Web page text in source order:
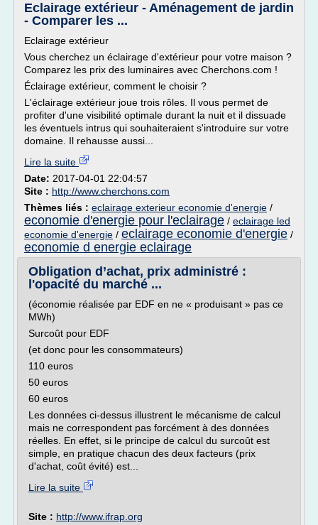
Eclairage extérieur - Aménagement de jardin
- Comparer les ...
Eclairage extérieur
Vous cherchez un éclairage d'extérieur pour votre maison ?
Comparez les prix des luminaires avec Cherchons.com !
Éclairage extérieur, comment le choisir ?
L'éclairage extérieur joue trois rôles. Il vous permet de
profiter d'une visibilité optimale durant la nuit et il dissuade
les éventuels intrus qui souhaiteraient s'introduire sur votre
domaine. Il rehausse aussi...
Lire la suite
Date: 2017-04-01 22:04:57
Site : http://www.cherchons.com
Thèmes liés : eclairage exterieur economie d'energie /
economie d'energie pour l'eclairage / eclairage led
economie d'energie / eclairage economie d'energie /
economie d energie eclairage
Obligation d’achat, prix administré :
l'opacité du marché ...
(économie réalisée par EDF en ne « produisant » pas ce
MWh)
Surcoût pour EDF
(et donc pour les consommateurs)
110 euros
50 euros
60 euros
Les données ci-dessus illustrent le mécanisme de calcul
mais ne correspondent pas forcément à des données
réelles. En effet, si le principe de calcul du surcoût est
simple, en pratique chacun des deux facteurs (prix
d'achat, coût évité) est...
Lire la suite
Site : http://www.ifrap.org